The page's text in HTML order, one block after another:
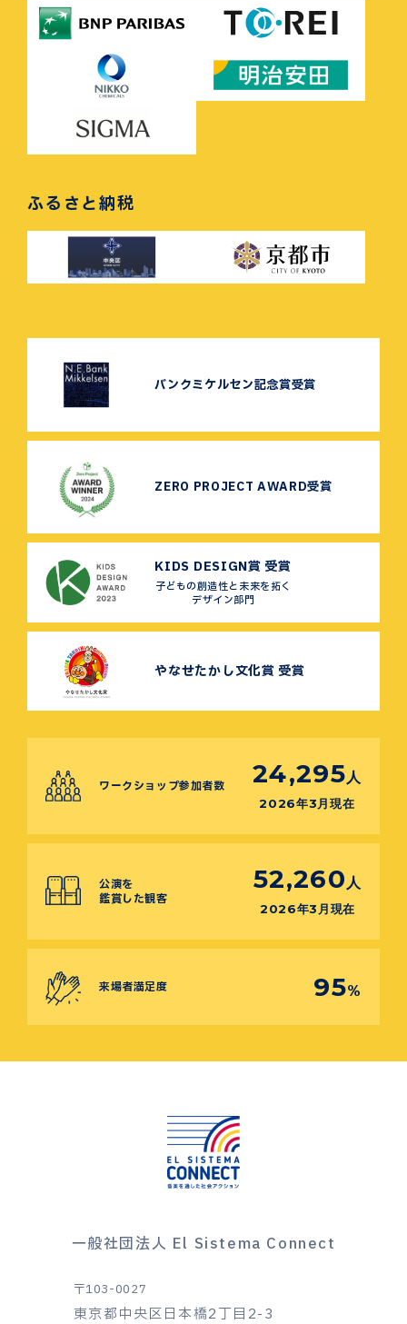
ふるさと納税
バンクミケルセン記念賞受賞
ZERO PROJECT AWARD受賞
KIDS DESIGN賞 受賞
子どもの創造性と未来を拓く
デザイン部門
やなせたかし文化賞 受賞
ワークショップ参加者数 24,295 人
2026年3月現在
公演を
鑑賞した観客
52,260 人
2026年3月現在
来場者満足度 95%
一般社団法人 El Sistema Connect
〒103-0027
東京都中央区日本橋2丁目2-3